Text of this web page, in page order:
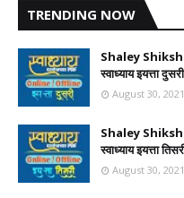
TRENDING NOW
Shaley
स्वाध्याय इयत्ता दुसरी
August 30, 2021
Shaley
स्वाध्याय इयत्ता
August 30, 2021